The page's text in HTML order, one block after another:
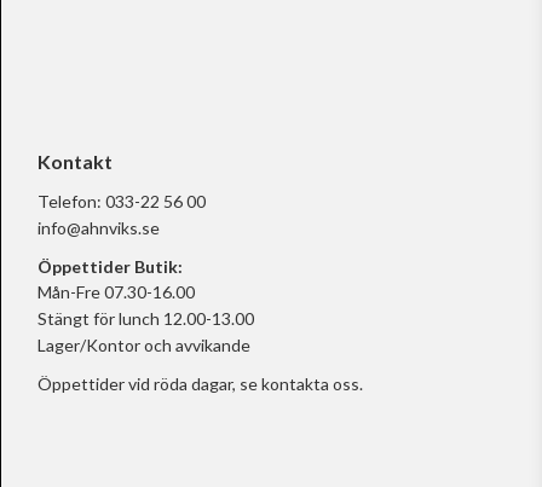
Kontakt
Telefon: 033-22 56 00
info@ahnviks.se
Öppettider Butik:
Mån-Fre 07.30-16.00
Stängt för lunch 12.00-13.00
Lager/Kontor och avvikande
Öppettider vid röda dagar, sekontakta oss.